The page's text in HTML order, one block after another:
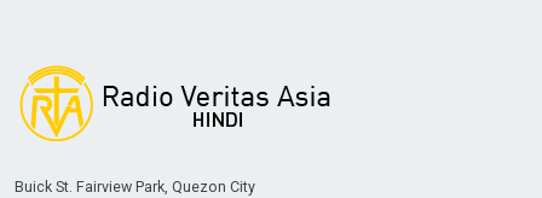
Buick St. Fairview Park, Quezon City